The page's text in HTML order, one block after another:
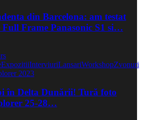
din Barcelona: am testat
Full Frame Panasonic S1 si…
ExpozitiiInterviuriLansariWorkshopZvonuri
în Delta Dunării! Tură foto
25-28…